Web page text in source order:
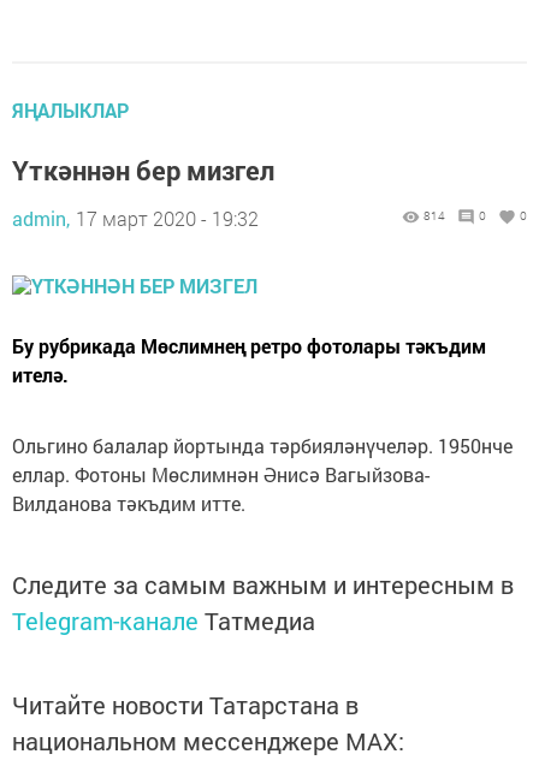
ЯҢАЛЫКЛАР
Үткәннән бер мизгел
admin, 17 март 2020 - 19:32 814 0 0
Бу рубрикада Мөслимнең ретро фотолары тәкъдим
ителә.
Ольгино балалар йортында тәрбияләнүчеләр. 1950нче
еллар. Фотоны Мөслимнән Әнисә Вагыйзова-
Вилданова тәкъдим итте.
Следите за самым важным и интересным в
Telegram-канале Татмедиа
Читайте новости Татарстана в
национальном мессенджере MАХ: